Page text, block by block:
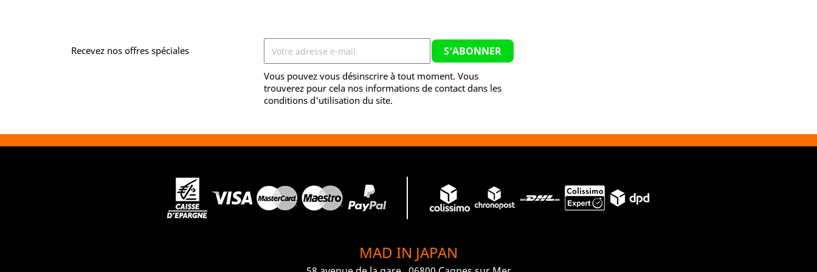
Recevez nos offres spéciales
Vous pouvez vous désinscrire à tout moment. Vous
trouverez pour cela nos informations de contact dans les
conditions d'utilisation du site.
MAD IN JAPAN